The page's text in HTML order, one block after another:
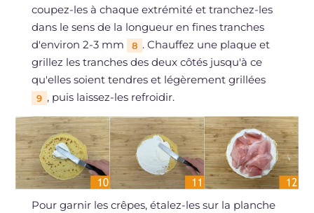
coupez-les à chaque extrémité et tranchez-les
dans le sens de la longueur en fines tranches
d'environ 2-3 mm
8 . Chauffez une plaque et
grillez les tranches des deux côtés jusqu'à ce
qu'elles soient tendres et légèrement grillées
9 , puis laissez-les refroidir.
Pour garnir les crêpes, étalez-les sur la planche